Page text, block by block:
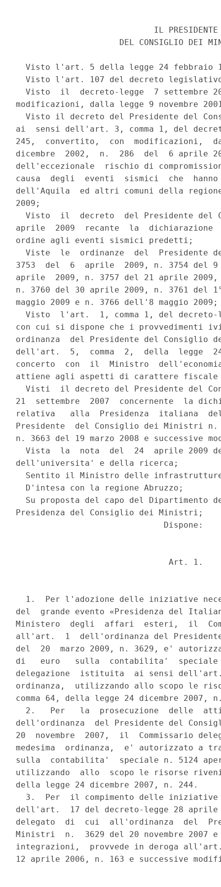
                            IL PRESIDENTE
DEL CONSIGLIO DEI
Visto l'art. 5 della legge 24 febbraio
Visto l'art. 107 del decreto
Visto  il  decreto-legge  7 settembre
modificazioni, dalla legge 9 novembre
Visto il decreto del Presidente del
ai  sensi dell'art. 3, comma 1, del
245,  convertito,  con  modificazioni,
dicembre  2002,  n.  286  del  6 aprile
dell'eccezionale  rischio di
causa  degli  eventi  sismici  che
dell'Aquila  ed altri comuni della
2009;
Visto  il  decreto  del Presidente del
aprile  2009  recante  la  dichiarazione
ordine agli eventi sismici predetti;
Viste  le  ordinanze  del  Presidente
3753  del  6  aprile  2009, n. 3754 del
aprile  2009, n. 3757 del 21 aprile
n. 3760 del 30 aprile 2009, n. 3761 del
maggio 2009 e n. 3766 dell'8 maggio 2009;
Visto  l'art.  1, comma 1, del
con cui si dispone che i provvedimenti
ordinanza  del Presidente del Consiglio
dell'art.  5,  comma  2,  della  legge
concerto  con  il  Ministro
attiene agli aspetti di carattere
Visti  il decreto del Presidente del
21  settembre  2007  concernente  la
relativa   alla  Presidenza  italiana
Presidente  del Consiglio dei Ministri n.
n. 3663 del 19 marzo 2008 e successive
Vista  la  nota  del  24  aprile 2009
dell'universita' e della ricerca;
Sentito il Ministro delle
  D'intesa con la regione Abruzzo;
Su proposta del capo del Dipartimento
Presidenza del Consiglio dei Ministri;
                              Dispone:
                               Art. 1.
1.  Per l'adozione delle iniziative
del  grande evento «Presidenza del
Ministero  degli  affari  esteri,  il
all'art.  1  dell'ordinanza del
del  20  marzo 2009, n. 3629, e'
di   euro   sulla  contabilita'  speciale
delegazione  istituita  ai sensi dell'art.
ordinanza,  utilizzando allo scopo le
comma 64, della legge 24 dicembre 2007,
2.   Per   la  prosecuzione  delle
dell'ordinanza  del Presidente del
20  novembre  2007,  il  Commissario
medesima  ordinanza,  e' autorizzato a
sulla  contabilita'  speciale n. 5124
utilizzando  allo  scopo le risorse
della legge 24 dicembre 2007, n. 244.
3.  Per  il compimento delle
dell'art.  17 del decreto-legge 28 aprile
delegato  di  cui  all'ordinanza  del
Ministri  n.  3629 del 20 novembre 2007
integrazioni,  provvede in deroga